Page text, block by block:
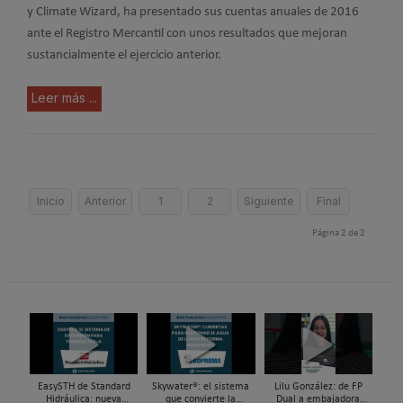
y Climate Wizard, ha presentado sus cuentas anuales de 2016
ante el Registro Mercantil con unos resultados que mejoran
sustancialmente el ejercicio anterior.
Leer más ...
Inicio Anterior 1 2 Siguiente Final
Página 2 de 2
EasySTH de Standard
Hidráulica: nueva
Skywater®: el sistema
que convierte la
Lilu González: de FP
Dual a embajadora